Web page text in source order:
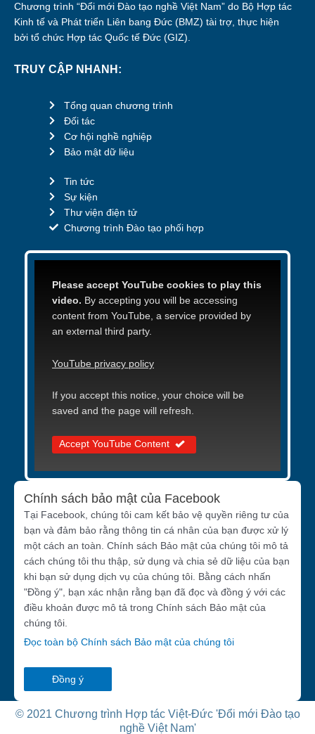
Chương trình “Đổi mới Đào tạo nghề Việt Nam” do Bộ Hợp tác
Kinh tế và Phát triển Liên bang Đức (BMZ) tài trợ, thực hiện
bởi tổ chức Hợp tác Quốc tế Đức (GIZ).
TRUY CẬP NHANH:
Tổng quan chương trình
Đối tác
Cơ hội nghề nghiệp
Bảo mật dữ liệu
Tin tức
Sự kiện
Thư viện điện tử
Chương trình Đào tạo phối hợp
Please accept YouTube cookies to play this
video. By accepting you will be accessing
content from YouTube, a service provided by
an external third party.
YouTube privacy policy
If you accept this notice, your choice will be
saved and the page will refresh.
Accept YouTube Content
Chính sách bảo mật của Facebook
Tại Facebook, chúng tôi cam kết bảo vệ quyền riêng tư của
bạn và đảm bảo rằng thông tin cá nhân của bạn được xử lý
một cách an toàn. Chính sách Bảo mật của chúng tôi mô tả
cách chúng tôi thu thập, sử dụng và chia sẻ dữ liệu của bạn
khi bạn sử dụng dịch vụ của chúng tôi. Bằng cách nhấn
"Đồng ý", bạn xác nhận rằng bạn đã đọc và đồng ý với các
điều khoản được mô tả trong Chính sách Bảo mật của
chúng tôi.
Đọc toàn bộ Chính sách Bảo mật của chúng tôi
Đồng ý
© 2021 Chương trình Hợp tác Việt-Đức 'Đổi mới Đào tạo
nghề Việt Nam'